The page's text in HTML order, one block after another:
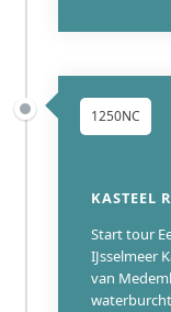
1250NC
KASTEEL
Start tour
IJsselmeer
van